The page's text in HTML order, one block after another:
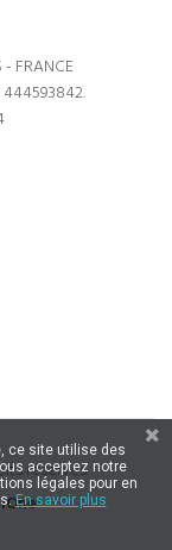
- FRANCE
444593842.
réservés.
ce site utilise des
acceptez notre
légales pour en
En savoir plus